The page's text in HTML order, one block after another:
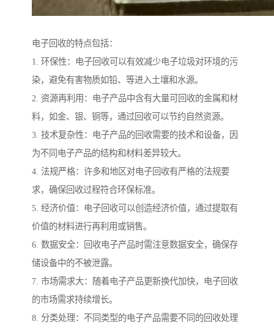
电子回收的特点包括：
1. 环保性：电子回收可以有效减少电子垃圾对环境的污
染，避免有害物质如铅、等进入土壤和水源。
2. 资源再利用：电子产品中含有大量可回收的金属和材
料，如金、银、铜等，通过回收可以节约自然资源。
3. 技术复杂性：电子产品的回收需要的技术和设备，因
为不同电子产品的结构和材料差异较大。
4. 法规严格：许多和地区对电子回收有严格的法规要
求，确保回收过程符合环保标准。
5. 经济价值：电子回收可以创造经济价值，通过提取有
价值的材料进行再利用或销售。
6. 数据安全：回收电子产品时需注意数据安全，确保存
储设备中的不被泄露。
7. 市场需求大：随着电子产品更新换代加快，电子回收
的市场需求持续增长。
8. 分类处理：不同类型的电子产品需要不同的回收处理